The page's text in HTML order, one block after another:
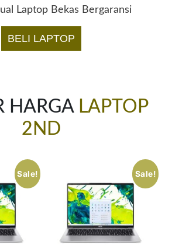
Laptop Bekas Bergaransi
BELI LAPTOP
HARGA LAPTOP
2ND
Sale! Sale!